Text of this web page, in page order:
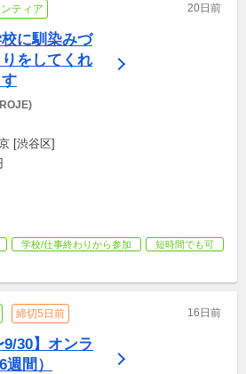
ティア 20日前
に馴染みづ
をしてくれ
[渋谷区]
学校/仕事終わりから参加
短時間でも可
締切5日前 16日前
9/30】オンラ
間）